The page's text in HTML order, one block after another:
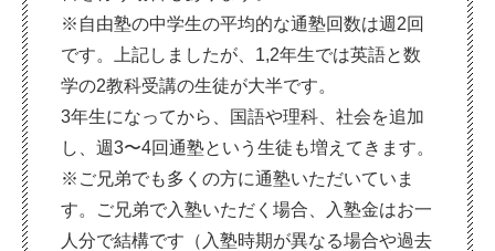
※自由塾の中学生の平均的な通塾回数は週2回
です。上記しましたが、1,2年生では英語と数
学の2教科受講の生徒が大半です。
3年生になってから、国語や理科、社会を追加
し、週3〜4回通塾という生徒も増えてきます。
※ご兄弟でも多くの方に通塾いただいていま
す。ご兄弟で入塾いただく場合、入塾金はお一
人分で結構です（入塾時期が異なる場合や過去